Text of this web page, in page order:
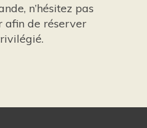
n’hésitez pas
afin de réserver